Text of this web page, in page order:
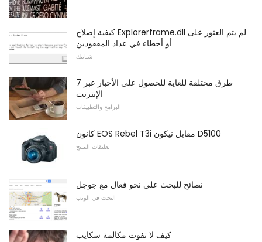
كيفية إصلاح Explorerframe.dll لم يتم العثور على
أو أخطاء في عداد المفقودين
شبابيك
7 طرق مختلفة للغاية للحصول على الأخبار عبر
الإنترنت
البرامج والتطبيقات
كانون EOS Rebel T3i مقابل نيكون D5100
تعليقات المنتج
نصائح للبحث على نحو فعال مع جوجل
البحث في الويب
كيف لا تفوت مكالمة سكايب